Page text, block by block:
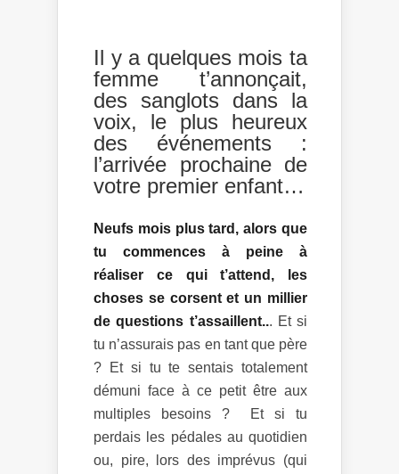
Il y a quelques mois ta
femme t’annonçait,
des sanglots dans la
voix, le plus heureux
des événements :
l’arrivée prochaine de
votre premier enfant…
Neufs mois plus tard, alors que
tu commences à peine à
réaliser ce qui t’attend, les
choses se corsent et un millier
de questions t’assaillent... Et si
tu n’assurais pas en tant que père
? Et si tu te sentais totalement
démuni face à ce petit être aux
multiples besoins ? Et si tu
perdais les pédales au quotidien
ou, pire, lors des imprévus (qui